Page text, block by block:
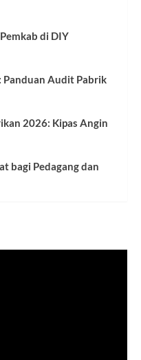
di DIY
Panduan Audit Pabrik
2026: Kipas Angin
bagi Pedagang dan